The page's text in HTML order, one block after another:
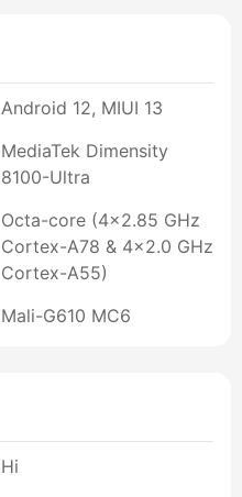
Android 12, MIUI 13
MediaTek Dimensity
8100-Ultra
Octa-core (4x2.85 GHz
Cortex-A78 & 4x2.0 GHz
Cortex-A55)
Mali-G610 MC6
Ні